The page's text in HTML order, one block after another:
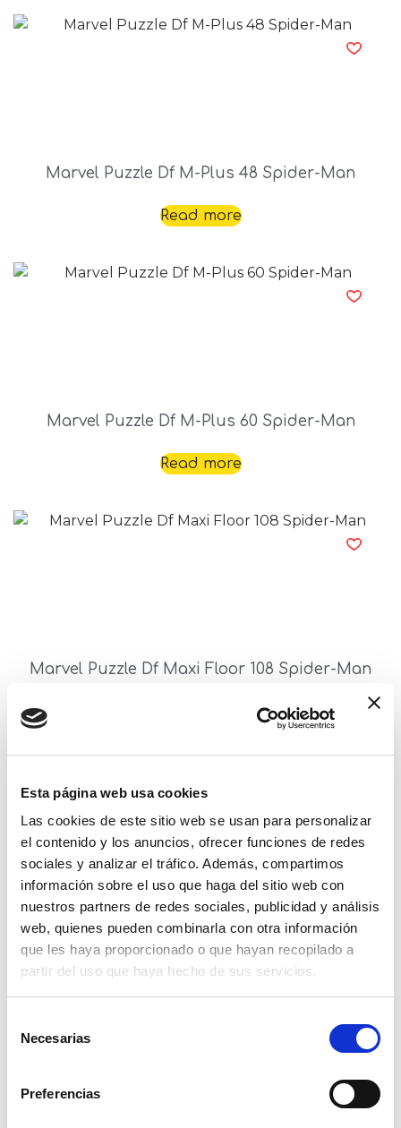
Esta página web usa cookies
Las cookies de este sitio web se usan para personalizar
el contenido y los anuncios, ofrecer funciones de redes
sociales y analizar el tráfico. Además, compartimos
información sobre el uso que haga del sitio web con
nuestros partners de redes sociales, publicidad y análisis
web, quienes pueden combinarla con otra información
que les haya proporcionado o que hayan recopilado a
partir del uso que haya hecho de sus servicios.
Necesarias
Preferencias
Marvel Puzzle Df M-Plus 48 Spider-Man
Read more
Marvel Puzzle Df M-Plus 60 Spider-Man
Read more
Marvel Puzzle Df Maxi Floor 108 Spider-Man
Marvel Puzzle Df Maxi Floor 150 Spider-Man
Read more